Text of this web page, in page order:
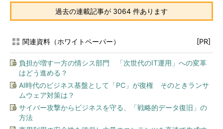
過去の連載記事が 3064 件あります
関連資料（ホワイトペーパー） [PR]
負担が増す一方の情シス部門 「次世代のIT運用」への変革
はどう進める？
AI時代のビジネス基盤として「PC」が復権 そのときランサ
ムウェア対策は？
サイバー攻撃からビジネスを守る、「戦略的データ復旧」の
方法